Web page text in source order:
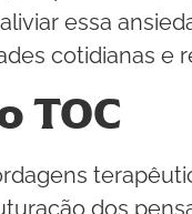
essa
cotidianas e
TOC